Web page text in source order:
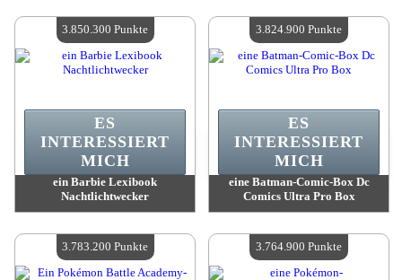
Verfügbare Menge:4
Verfügbare Menge:4
ein Barbie Lexibook
Nachtlichtwecker
Verfügbare Menge:4
ES
INTERESSIERT
MICH
3.850.300 Punkte
eine Batman-Comic-Box Dc
Comics Ultra Pro Box
Verfügbare Menge:4
ES
INTERESSIERT
MICH
3.824.900 Punkte
3.783.200 Punkte 3.764.900 Punkte